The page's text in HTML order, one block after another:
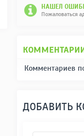
НАШЕЛ
Пожаловаться
Комментариев
ДОБАВИТЬ